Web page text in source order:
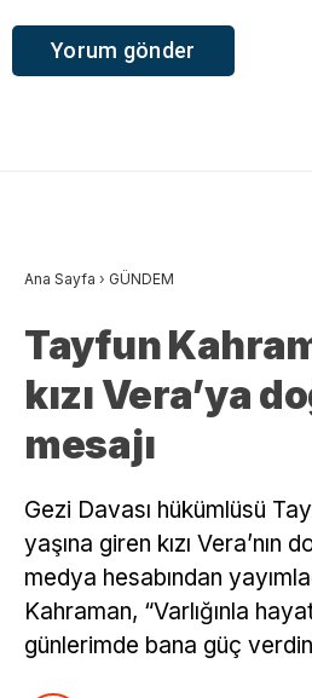
Ana Sayfa › GÜNDEM
Tayfun
kızı Vera’ya
mesajı
Gezi Davası hükümlüsü
yaşına giren kızı Vera’nın
medya hesabından
Kahraman, “Varlığınla
günlerimde bana güç